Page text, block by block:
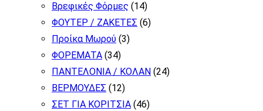
Βρεφικές Φόρμες (14)
ΦΟΥΤΕΡ / ΖΑΚΕΤΕΣ (6)
Προίκα Μωρού (3)
ΦΟΡΕΜΑΤΑ (34)
ΠΑΝΤΕΛΟΝΙΑ / ΚΟΛΑΝ (24)
ΒΕΡΜΟΥΔΕΣ (12)
ΣΕΤ ΓΙΑ ΚΟΡΙΤΣΙΑ (46)